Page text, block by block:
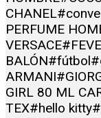
CHANEL
PERFUME
VERSACE
BALÓN#fútbol
ARMANI
GIRL 80 ML
TEX#hello kitty